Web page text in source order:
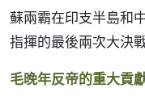
蘇兩霸在印支半島和
指揮的最後兩次大決
毛晚年反帝的重大貢